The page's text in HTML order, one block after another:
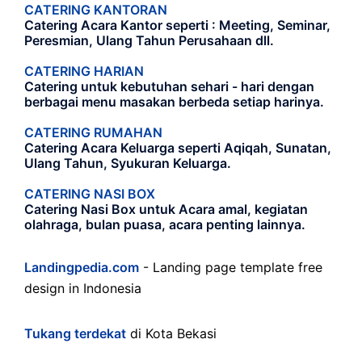
CATERING KANTORAN
Catering Acara Kantor seperti : Meeting, Seminar,
Peresmian, Ulang Tahun Perusahaan dll.
CATERING HARIAN
Catering untuk kebutuhan sehari - hari dengan
berbagai menu masakan berbeda setiap harinya.
CATERING RUMAHAN
Catering Acara Keluarga seperti Aqiqah, Sunatan,
Ulang Tahun, Syukuran Keluarga.
CATERING NASI BOX
Catering Nasi Box untuk Acara amal, kegiatan
olahraga, bulan puasa, acara penting lainnya.
Landingpedia.com - Landing page template free
design in Indonesia
Tukang terdekat di Kota Bekasi